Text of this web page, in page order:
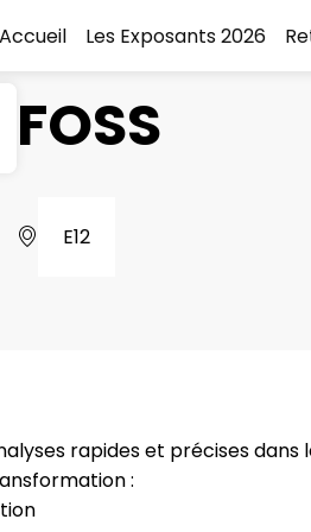
Accueil Les Exposants 2026
FOSS
E12
rapides et précises
: